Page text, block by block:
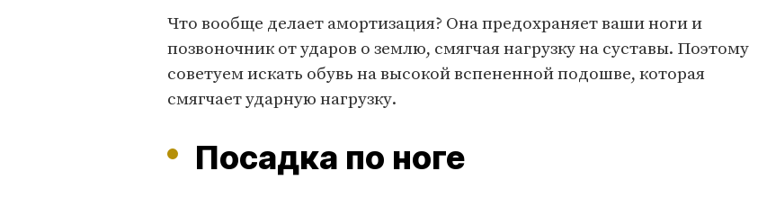
Что вообще делает амортизация? Она предохраняет ваши ноги и
позвоночник от ударов о землю, смягчая нагрузку на суставы. Поэтому
советуем искать обувь на высокой вспененной подошве, которая
смягчает ударную нагрузку.
Посадка по ноге